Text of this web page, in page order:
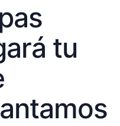
tu